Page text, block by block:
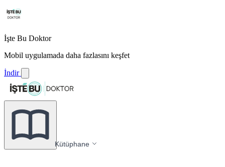
İşte Bu Doktor
Mobil uygulamada daha fazlasını keşfet
İndir
Kütüphane